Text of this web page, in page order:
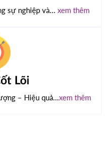
sự nghiệp và... xem thêm
Lõi
– Hiệu quả...xem thêm